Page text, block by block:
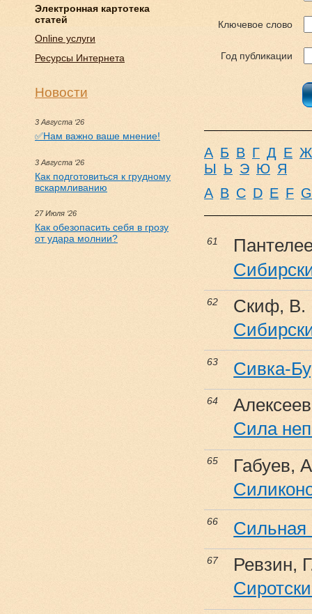
Электронная картотека
статей
Online услуги
Ресурсы Интернета
Новости
3 Августа ‘26
✅Нам важно ваше мнение!
3 Августа ‘26
Как подготовиться к грудному
вскармливанию
27 Июля ‘26
Как обезопасить себя в грозу
от удара молнии?
Ключевое слово
Год публикации
А Б В Г Д Е Ж
Ы Ь Э Ю Я
A B C D E F G
61
62
Скиф, В.
63 Сивка-
64
Сила
65
Габуев,
66 Сильная
67
Ревзин,